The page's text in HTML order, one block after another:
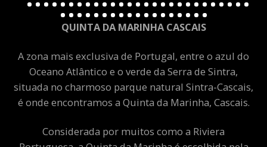
QUINTA DA MARINHA CASCAIS
A zona mais exclusiva de Portugal, entre o azul do
Oceano Atlântico e o verde da Serra de Sintra,
situada no charmoso parque natural Sintra-Cascais,
é onde encontramos a Quinta da Marinha, Cascais.
Considerada por muitos como a Riviera